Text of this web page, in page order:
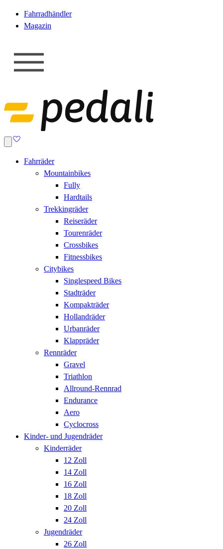
Fahrradhändler
Magazin
Fahrräder
Mountainbikes
Fully
Hardtails
Trekkingräder
Reiseräder
Tourenräder
Crossbikes
Fitnessbikes
Citybikes
Singlespeed Bikes
Stadträder
Kompakträder
Hollandräder
Urbanräder
Klappräder
Rennräder
Gravel
Triathlon
Allround-Rennrad
Endurance
Aero
Cyclocross
Kinder- und Jugendräder
Kinderräder
12 Zoll
14 Zoll
16 Zoll
18 Zoll
20 Zoll
24 Zoll
Jugendräder
26 Zoll